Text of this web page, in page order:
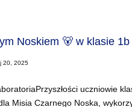
Noskiem 🐻 w klasie 1b
20, 2025
uczniowie
Misia Czarnego Noska,